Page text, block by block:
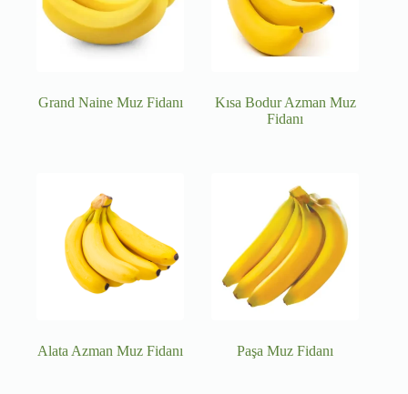
Grand Naine Muz Fidanı
Kısa Bodur Azman Muz
Fidanı
Alata Azman Muz Fidanı Paşa Muz Fidanı